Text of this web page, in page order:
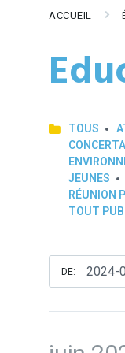
ACCUEIL
TOUS
JEUNES
RÉUNION
TOUT
DE: